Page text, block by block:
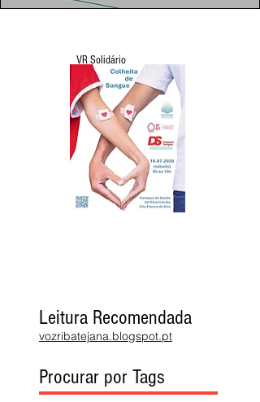
VR Solidário
Leitura Recomendada
vozribatejana.blogspot.pt
Procurar por Tags